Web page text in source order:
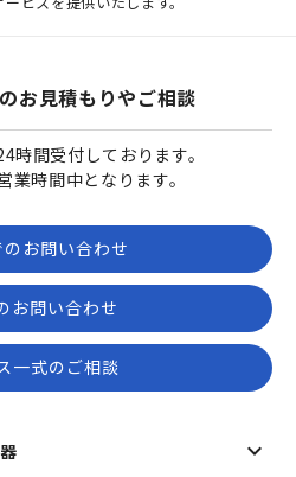
お見積もりやご相談
時間受付しております。
業時間中となります。
お問い合わせ
お問い合わせ
一式のご相談